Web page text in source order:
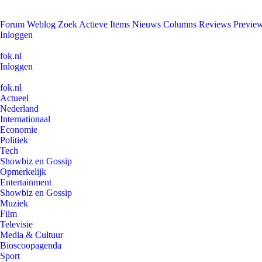
Forum Weblog Zoek Actieve Items Nieuws Columns Reviews
Inloggen
fok.nl
Inloggen
fok.nl
Actueel
Nederland
Internationaal
Economie
Politiek
Tech
Showbiz en Gossip
Opmerkelijk
Entertainment
Showbiz en Gossip
Muziek
Film
Televisie
Media & Cultuur
Bioscoopagenda
Sport